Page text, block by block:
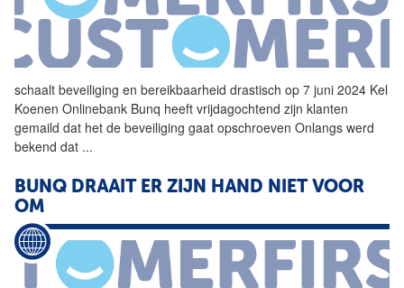
schaalt beveiliging en bereikbaarheid drastisch op 7 juni 2024 Kel
Koenen Onlinebank Bunq heeft vrijdagochtend zijn klanten
gemaild dat het de beveiliging gaat opschroeven Onlangs werd
bekend dat ...
BUNQ DRAAIT ER ZIJN HAND NIET VOOR
OM